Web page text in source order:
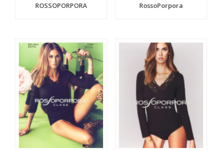
ROSSOPORPORA
RossoPorpora